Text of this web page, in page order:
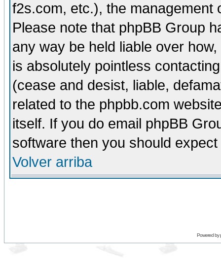
f2s.com, etc.), the management
Please note that phpBB Group
any way be held liable over
is absolutely pointless
(cease and desist, liable,
related to the phpbb.com
itself. If you do email phpBB
software then you should
Volver arriba
Powered by